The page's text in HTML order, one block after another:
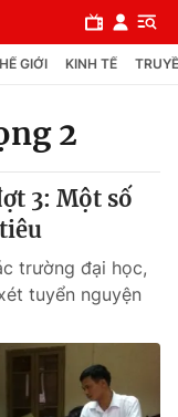
GIỚI KINH TẾ
2
3: Một số
trường đại học,
tuyển nguyện